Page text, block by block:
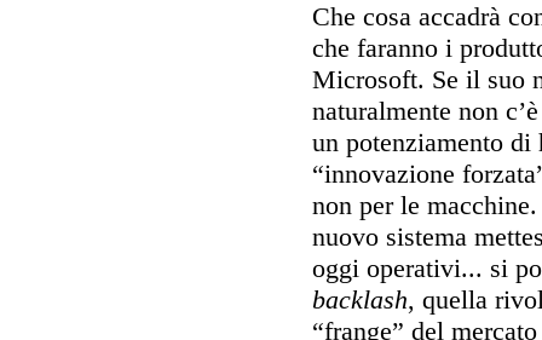
Che cosa accadrà
che faranno i
Microsoft. Se il suo
naturalmente non
un potenziamento
“innovazione
non per le
nuovo sistema
oggi operativi... si
backlash, quella
“frange” del